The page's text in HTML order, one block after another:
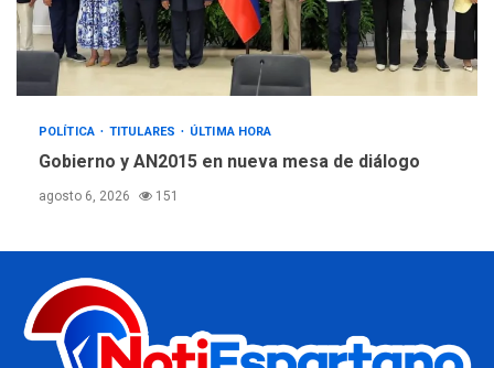
POLÍTICA TITULARES ÚLTIMA HORA
Gobierno y AN2015 en nueva mesa de diálogo
agosto 6, 2026 151